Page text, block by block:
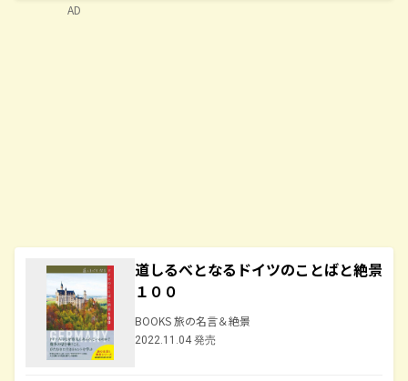
道しるべとなるドイツのことばと絶景
１００
BOOKS 旅の名言＆絶景
2022.11.04 発売
AD